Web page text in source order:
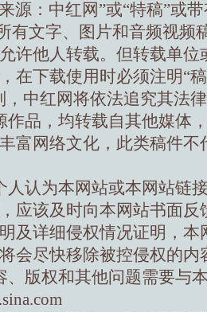
源：中红网”或“特稿”或
有文字、图片和音频视频
许他人转载。但转载单位
在下载使用时必须注明“
，中红网将依法追究其法
作品，均转载自其他媒体
富网络文化，此类稿件不
人认为本网站或本网站链
应该及时向本网站书面反
及详细侵权情况证明，本
会尽快移除被控侵权的内
、版权和其他问题需要与